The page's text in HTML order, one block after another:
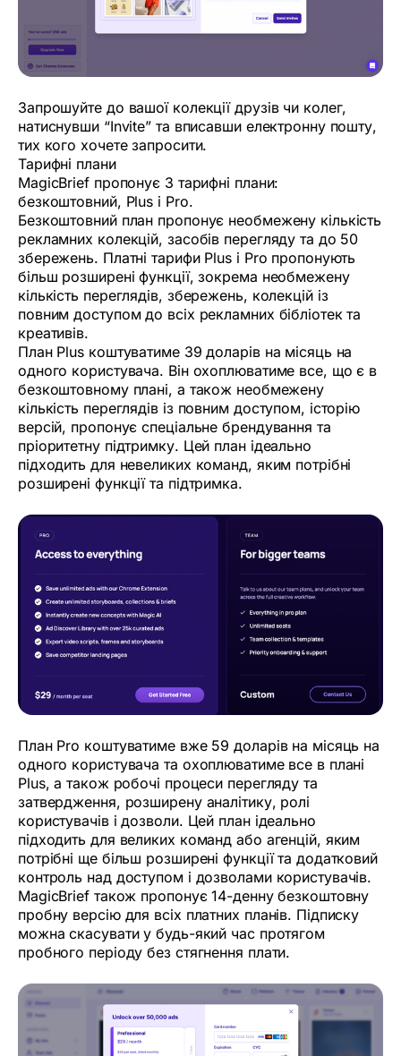
Запрошуйте до вашої колекції друзів чи колег,
натиснувши “Invite” та вписавши електронну пошту,
тих кого хочете запросити.
Тарифні плани
MagicBrief пропонує 3 тарифні плани:
безкоштовний, Plus і Pro.
Безкоштовний план пропонує необмежену кількість
рекламних колекцій, засобів перегляду та до 50
збережень. Платні тарифи Plus і Pro пропонують
більш розширені функції, зокрема необмежену
кількість переглядів, збережень, колекцій із
повним доступом до всіх рекламних бібліотек та
креативів.
План Plus коштуватиме 39 доларів на місяць на
одного користувача. Він охоплюватиме все, що є в
безкоштовному плані, а також необмежену
кількість переглядів із повним доступом, історію
версій, пропонує спеціальне брендування та
пріоритетну підтримку. Цей план ідеально
підходить для невеликих команд, яким потрібні
розширені функції та підтримка.
План Pro коштуватиме вже 59 доларів на місяць на
одного користувача та охоплюватиме все в плані
Plus, а також робочі процеси перегляду та
затвердження, розширену аналітику, ролі
користувачів і дозволи. Цей план ідеально
підходить для великих команд або агенцій, яким
потрібні ще більш розширені функції та додатковий
контроль над доступом і дозволами користувачів.
MagicBrief також пропонує 14-денну безкоштовну
пробну версію для всіх платних планів. Підписку
можна скасувати у будь-який час протягом
пробного періоду без стягнення плати.